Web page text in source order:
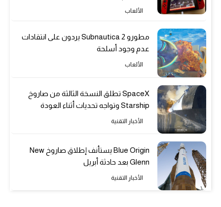
الألعاب
مطورو Subnautica 2 يردون على انتقادات
عدم وجود أسلحة
الألعاب
SpaceX تطلق النسخة الثالثة من صاروخ
Starship وتواجه تحديات أثناء العودة
الأخبار التقنية
Blue Origin يستأنف إطلاق صاروخ New
Glenn بعد حادثة أبريل
الأخبار التقنية